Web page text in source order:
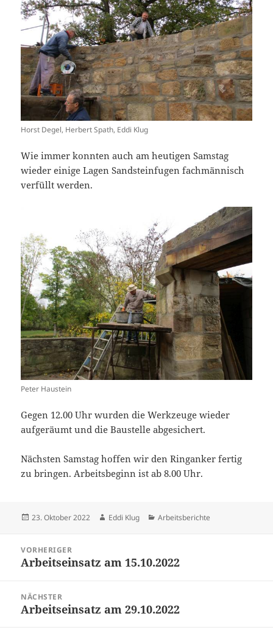
Horst Degel, Herbert Spath, Eddi Klug
Wie immer konnten auch am heutigen Samstag
wieder einige Lagen Sandsteinfugen fachmännisch
verfüllt werden.
Peter Haustein
Gegen 12.00 Uhr wurden die Werkzeuge wieder
aufgeräumt und die Baustelle abgesichert.
Nächsten Samstag hoffen wir den Ringanker fertig
zu bringen. Arbeitsbeginn ist ab 8.00 Uhr.
Veröffentlicht
23. Oktober 2022 Autor
Eddi Klug Kategorien
Arbeitsberichte
VORHERIGER
Vorheriger
Arbeitseinsatz am 15.10.2022
NÄCHSTER
Nächster
Arbeitseinsatz am 29.10.2022